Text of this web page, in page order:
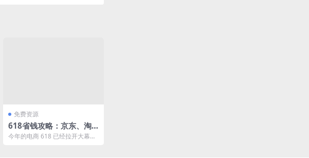
免费资源
618省钱攻略：京东、淘
宝、天猫购物红包领取
今年的电商 618 已经拉开大幕，